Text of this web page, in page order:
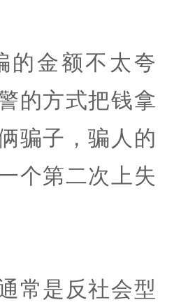
的金额不太夸
的方式把钱拿
骗子，骗人的
个第二次上失
常是反社会型